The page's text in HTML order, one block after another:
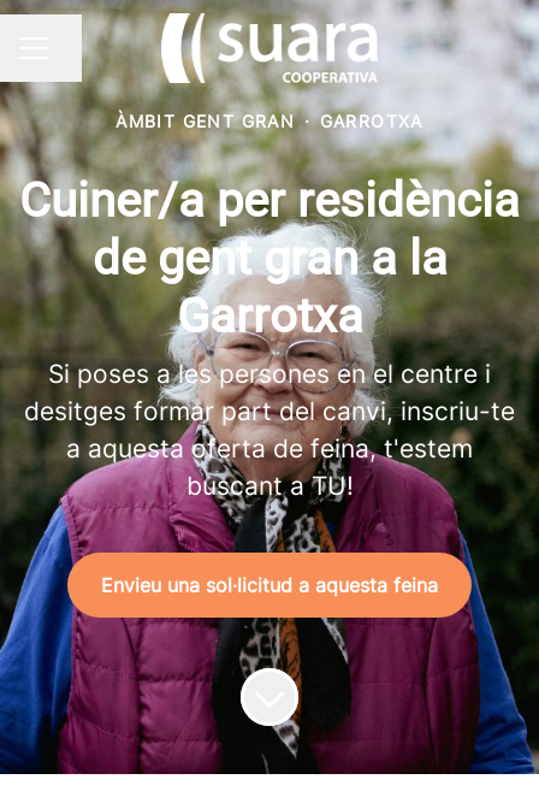
MENÚ BORSA DE TREBALL
Compartir pàgina
ÀMBIT GENT GRAN · GARROTXA
Cuiner/a per residència
de gent gran a la
Garrotxa
Si poses a les persones en el centre i
desitges formar part del canvi, inscriu-te
a aquesta oferta de feina, t'estem
buscant a TU!
Envieu una sol·licitud a aquesta feina